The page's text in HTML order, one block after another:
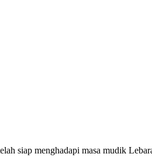
siap menghadapi masa mudik